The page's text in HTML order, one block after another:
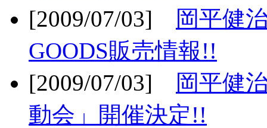
[2009/07/03]
岡平健
GOODS販売情報!!
[2009/07/03]
岡平健
動会」開催決定!!